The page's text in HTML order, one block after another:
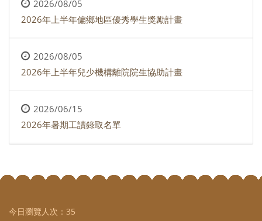
2026/08/05
2026年上半年偏鄉地區優秀學生獎勵計畫
2026/08/05
2026年上半年兒少機構離院院生協助計畫
2026/06/15
2026年暑期工讀錄取名單
今日瀏覽人次： 35